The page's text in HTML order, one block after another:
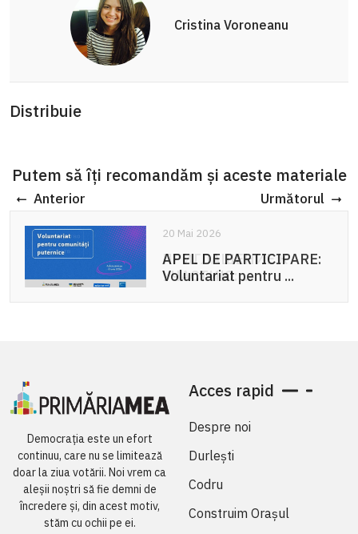
Cristina Voroneanu
Distribuie
Putem să îți recomandăm și aceste materiale
Anterior Următorul
20 Mai 2026
APEL DE PARTICIPARE:
Voluntariat pentru ...
Democrația este un efort
continuu, care nu se limitează
doar la ziua votării. Noi vrem ca
aleșii noștri să fie demni de
încredere și, din acest motiv,
stăm cu ochii pe ei.
Acces rapid
Despre noi
Durlești
Codru
Construim Orașul